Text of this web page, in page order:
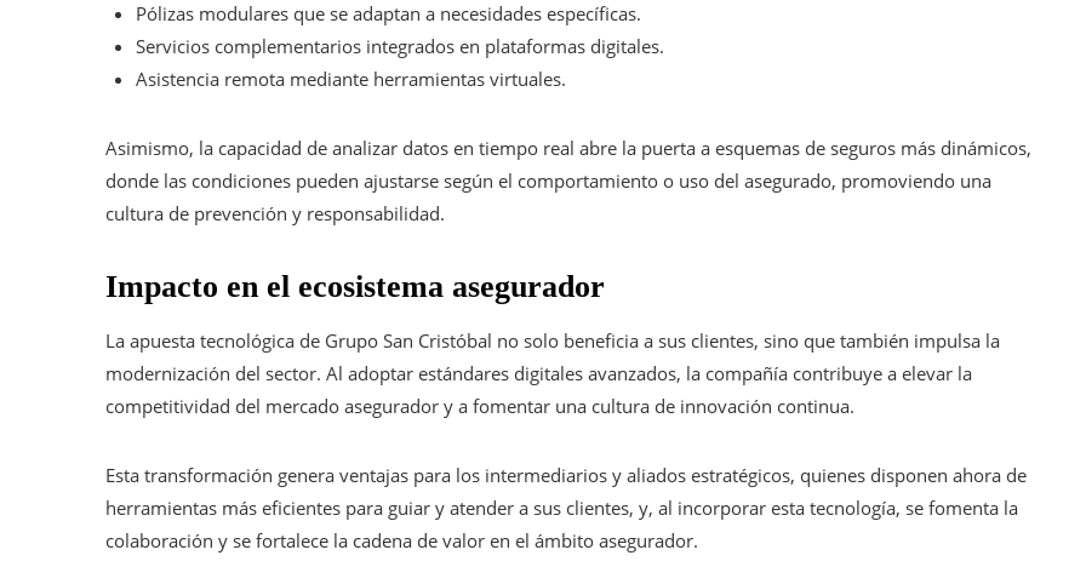
Pólizas modulares que se adaptan a necesidades específicas.
Servicios complementarios integrados en plataformas digitales.
Asistencia remota mediante herramientas virtuales.
Asimismo, la capacidad de analizar datos en tiempo real abre la puerta a esquemas de seguros más dinámicos,
donde las condiciones pueden ajustarse según el comportamiento o uso del asegurado, promoviendo una
cultura de prevención y responsabilidad.
Impacto en el ecosistema asegurador
La apuesta tecnológica de Grupo San Cristóbal no solo beneficia a sus clientes, sino que también impulsa la
modernización del sector. Al adoptar estándares digitales avanzados, la compañía contribuye a elevar la
competitividad del mercado asegurador y a fomentar una cultura de innovación continua.
Esta transformación genera ventajas para los intermediarios y aliados estratégicos, quienes disponen ahora de
herramientas más eficientes para guiar y atender a sus clientes, y, al incorporar esta tecnología, se fomenta la
colaboración y se fortalece la cadena de valor en el ámbito asegurador.